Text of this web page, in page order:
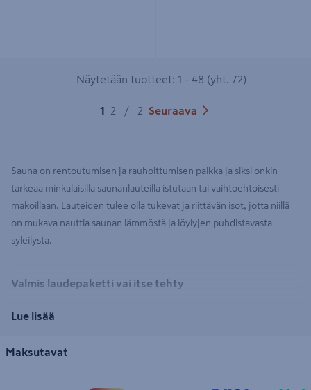
Näytetään tuotteet: 1 - 48 (yht. 72)
1 2 / 2 Seuraava
Sauna on rentoutumisen ja rauhoittumisen paikka ja siksi onkin
tärkeää minkälaisilla saunanlauteilla istutaan tai vaihtoehtoisesti
makoillaan. Lauteiden tulee olla tukevat ja riittävän isot, jotta niillä
on mukava nauttia saunan lämmöstä ja löylyjen puhdistavasta
syleilystä.
Valmis laudepaketti vai itse tehty
Lue lisää
Maksutavat